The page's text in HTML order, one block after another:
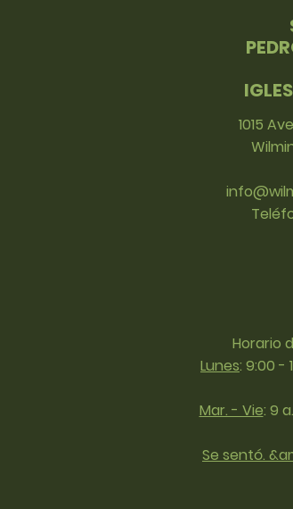
1015
Horario
Lunes: 9:00 -
Mar. - Vie: 9
Se sentó.